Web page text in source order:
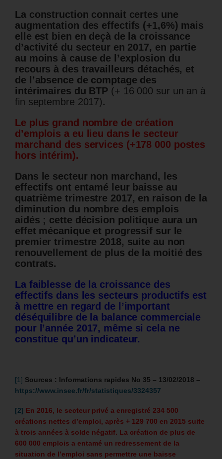
La construction connait certes une
augmentation des effectifs (+1,6%) mais
elle est bien en deçà de la croissance
d’activité du secteur en 2017, en partie
au moins à cause de l’explosion du
recours à des travailleurs détachés, et
de l’absence de comptage des
intérimaires du BTP (+ 16 000 sur un an à
fin septembre 2017).
Le plus grand nombre de création
d’emplois a eu lieu dans le secteur
marchand des services (+178 000 postes
hors intérim).
Dans le secteur non marchand, les
effectifs ont entamé leur baisse au
quatrième trimestre 2017, en raison de la
diminution du nombre des emplois
aidés ; cette décision politique aura un
effet mécanique et progressif sur le
premier trimestre 2018, suite au non
renouvellement de plus de la moitié des
contrats.
La faiblesse de la croissance des
effectifs dans les secteurs productifs est
à mettre en regard de l’important
déséquilibre de la balance commerciale
pour l’année 2017, même si cela ne
constitue qu’un indicateur.
[1] Sources : Informations rapides No 35 – 13/02/2018 –
https://www.insee.fr/fr/statistiques/3324357
[2] En 2016, le secteur privé a enregistré 234 500
créations nettes d’emploi, après + 129 700 en 2015 suite
à trois années à solde négatif. La création de plus de
600 000 emplois a entamé un redressement de la
situation de l’emploi sans permettre une baisse